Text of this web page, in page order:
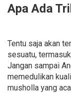
Apa Ada
Tentu saja akan
sesuatu,
Jangan sampai
memedulikan
musholla yang